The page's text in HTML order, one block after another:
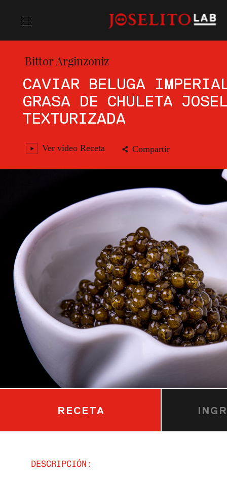
Recetas
Chefs
Bittor Arginzoniz
CAVIAR BELUGA
GRASA DE CHULETA
TEXTURIZADA
Ver video Receta Compartir
RECETA
DESCRIPCIÓN: